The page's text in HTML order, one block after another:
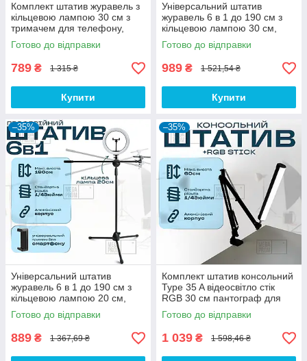
Комплект штатив журавель з
кільцевою лампою 30 см з
тримачем для телефону,
камери, предметної зйомки
Готово до відправки
789 ₴ 1 315 ₴
Купити
Універсальний штатив
журавель 6 в 1 до 190 см з
кільцевою лампою 30 см,
фотоапарата, предметної
зйомки
Готово до відправки
989 ₴ 1 521,54 ₴
Купити
–35%
Універсальний штатив
журавель 6 в 1 до 190 см з
кільцевою лампою 20 см,
фотоапарата, предметної
зйомки
Готово до відправки
889 ₴ 1 367,69 ₴
–35%
Комплект штатив консольний
Type 35 A відеосвітло стік
RGB 30 см пантограф для
телефону фотоапарата
камери лампи
Готово до відправки
1 039 ₴ 1 598,46 ₴